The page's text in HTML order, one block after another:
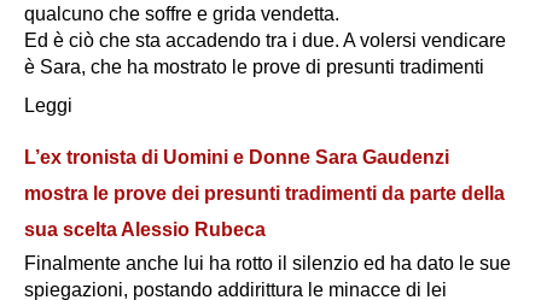
qualcuno che soffre e grida vendetta.
Ed è ciò che sta accadendo tra i due. A volersi vendicare
è Sara, che ha mostrato le prove di presunti tradimenti
Leggi
L’ex tronista di Uomini e Donne Sara Gaudenzi
mostra le prove dei presunti tradimenti da parte della
sua scelta Alessio Rubeca
Finalmente anche lui ha rotto il silenzio ed ha dato le sue
spiegazioni, postando addirittura le minacce di lei